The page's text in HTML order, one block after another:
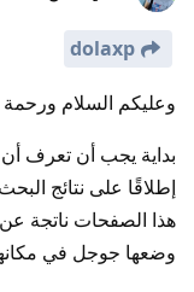
dolaxp
وعليكم السلام ورحمة
بداية يجب أن تعرف أن
إطلاقًا على نتائج
هذا الصفحات ناتجة
وضعها جوجل في